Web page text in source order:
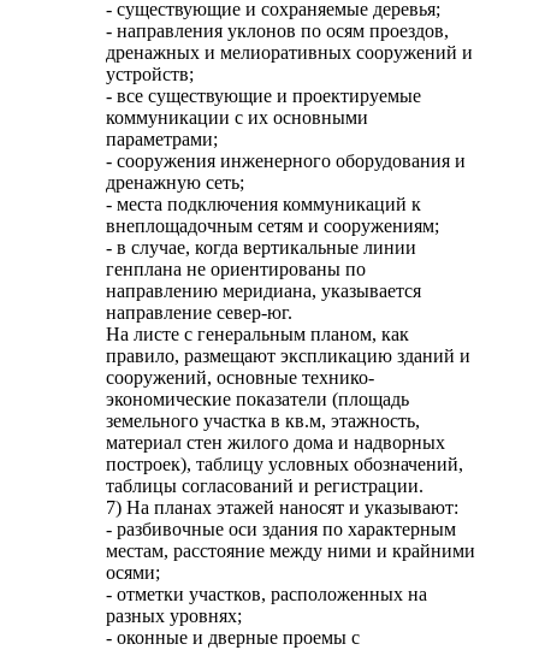
- существующие и сохраняемые деревья;
- направления уклонов по осям проездов,
дренажных и мелиоративных сооружений и
устройств;
- все существующие и проектируемые
коммуникации с их основными
параметрами;
- сооружения инженерного оборудования и
дренажную сеть;
- места подключения коммуникаций к
внеплощадочным сетям и сооружениям;
- в случае, когда вертикальные линии
генплана не ориентированы по
направлению меридиана, указывается
направление север-юг.
На листе с генеральным планом, как
правило, размещают экспликацию зданий и
сооружений, основные технико-
экономические показатели (площадь
земельного участка в кв.м, этажность,
материал стен жилого дома и надворных
построек), таблицу условных обозначений,
таблицы согласований и регистрации.
7) На планах этажей наносят и указывают:
- разбивочные оси здания по характерным
местам, расстояние между ними и крайними
осями;
- отметки участков, расположенных на
разных уровнях;
- оконные и дверные проемы с